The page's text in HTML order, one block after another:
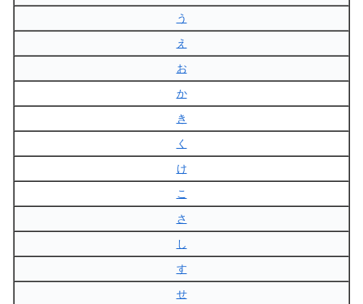
う
え
お
か
き
く
け
こ
さ
し
す
せ